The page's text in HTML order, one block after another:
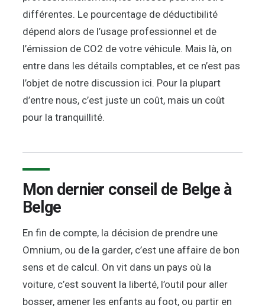
différentes. Le pourcentage de déductibilité
dépend alors de l’usage professionnel et de
l’émission de CO2 de votre véhicule. Mais là, on
entre dans les détails comptables, et ce n’est pas
l’objet de notre discussion ici. Pour la plupart
d’entre nous, c’est juste un coût, mais un coût
pour la tranquillité.
Mon dernier conseil de Belge à
Belge
En fin de compte, la décision de prendre une
Omnium, ou de la garder, c’est une affaire de bon
sens et de calcul. On vit dans un pays où la
voiture, c’est souvent la liberté, l’outil pour aller
bosser, amener les enfants au foot, ou partir en